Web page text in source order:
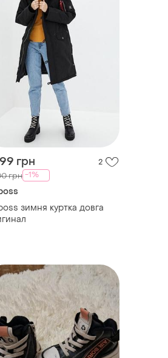
грн 2
грн -1%
зимня куртка довга